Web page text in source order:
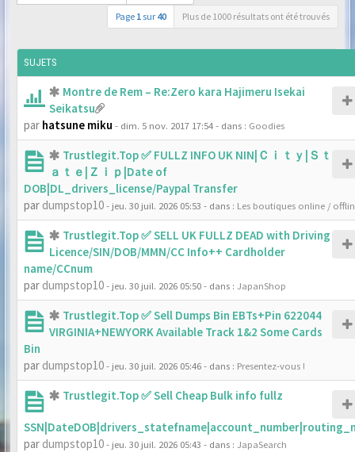
Page 1 sur 40 Plus de 1000 résultats ont été trouvés
SUJETS
Montre de Rem – Re:Zero kara Hajimeru Isekai
Seikatsu
par hatsune miku - dim. 5 nov. 2017 17:54- dans : Goodies
Trustlegit.Top ✅ FULLZ INFO UK NIN|Ｃｉｔｙ|Ｓｔ
ａｔｅ|Ｚｉｐ|Date of
DOB|DL_drivers_license/Paypal Transfer
par dumpstop10- jeu. 30 juil. 2026 05:53 - dans : Les boutiques online /
Trustlegit.Top ✅ SELL UK FULLZ DEAD with Driving
Licence/SIN/DOB/MMN/CC Info++ Cardholder
name/CCnum
par dumpstop10- jeu. 30 juil. 2026 05:50- dans : JapanShop
Trustlegit.Top ✅ Sell Dumps Bin EBTs+Pin 622044
VIRGINIA+NEWYORK Available Track 1&2 Some Cards
Bin
par dumpstop10- jeu. 30 juil. 2026 05:46- dans : Presentez-vous !
Trustlegit.Top ✅ Sell Cheap Bulk info fullz
par dumpstop10- jeu. 30 juil. 2026 05:43 - dans : JapaSearch